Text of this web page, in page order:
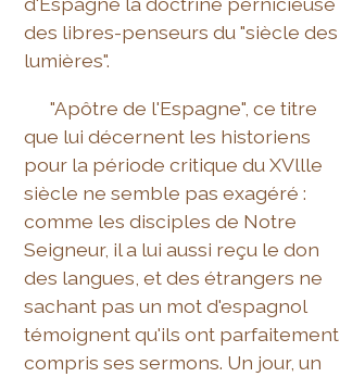
des libres-penseurs du "siècle des
lumières".
"Apôtre de l'Espagne", ce titre
que lui décernent les historiens
pour la période critique du XVllle
siècle ne semble pas exagéré :
comme les disciples de Notre
Seigneur, il a lui aussi reçu le don
des langues, et des étrangers ne
sachant pas un mot d'espagnol
témoignent qu'ils ont parfaitement
compris ses sermons. Un jour, un